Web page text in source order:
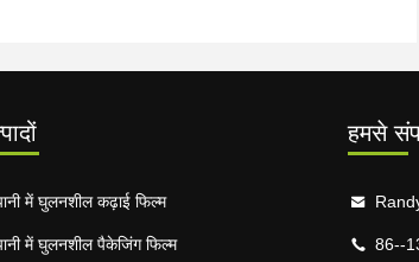
में घुलनशील कढ़ाई फिल्म
में घुलनशील पैकेजिंग फिल्म
हमसे
86--